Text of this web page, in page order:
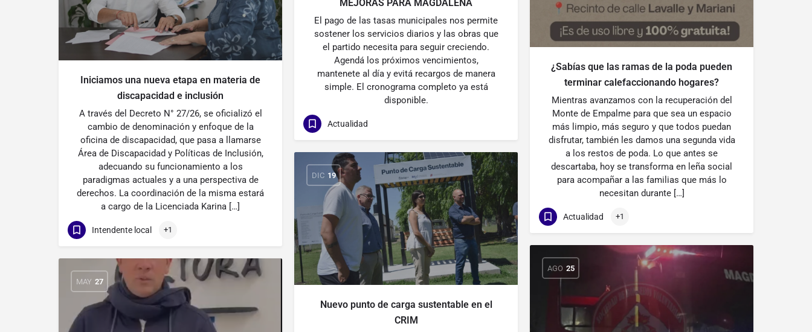
MEJORAS PARA MAGDALENA
El pago de las tasas municipales nos permite
sostener los servicios diarios y las obras que
el partido necesita para seguir creciendo.
Agendá los próximos vencimientos,
mantenete al día y evitá recargos de manera
simple. El cronograma completo ya está
disponible.
Actualidad
¿Sabías que las ramas de la poda pueden
terminar calefaccionando hogares?
Mientras avanzamos con la recuperación del
Monte de Empalme para que sea un espacio
más limpio, más seguro y que todos puedan
disfrutar, también les damos una segunda vida
a los restos de poda. Lo que antes se
descartaba, hoy se transforma en leña social
para acompañar a las familias que más lo
necesitan durante […]
Actualidad +1
Iniciamos una nueva etapa en materia de
discapacidad e inclusión
A través del Decreto N° 27/26, se oficializó el
cambio de denominación y enfoque de la
oficina de discapacidad, que pasa a llamarse
Área de Discapacidad y Políticas de Inclusión,
adecuando su funcionamiento a los
paradigmas actuales y a una perspectiva de
derechos. La coordinación de la misma estará
a cargo de la Licenciada Karina […]
Intendente local +1
DIC 19
Nuevo punto de carga sustentable en el
CRIM
AGO 25
MAY 27